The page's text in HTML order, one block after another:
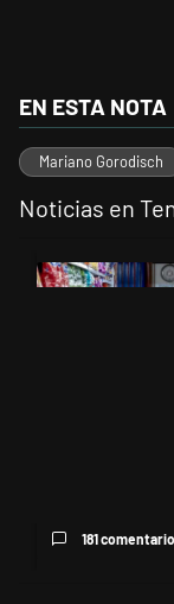
EN ESTA NOTA
Mariano Gorodisch
Noticias en
Un artículo de
181